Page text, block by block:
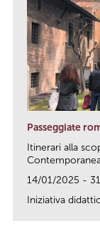
Passeggiate
Itinerari alla
14/01/2025 -
Iniziativa